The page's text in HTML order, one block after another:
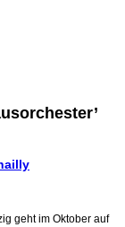
geht im Oktober auf